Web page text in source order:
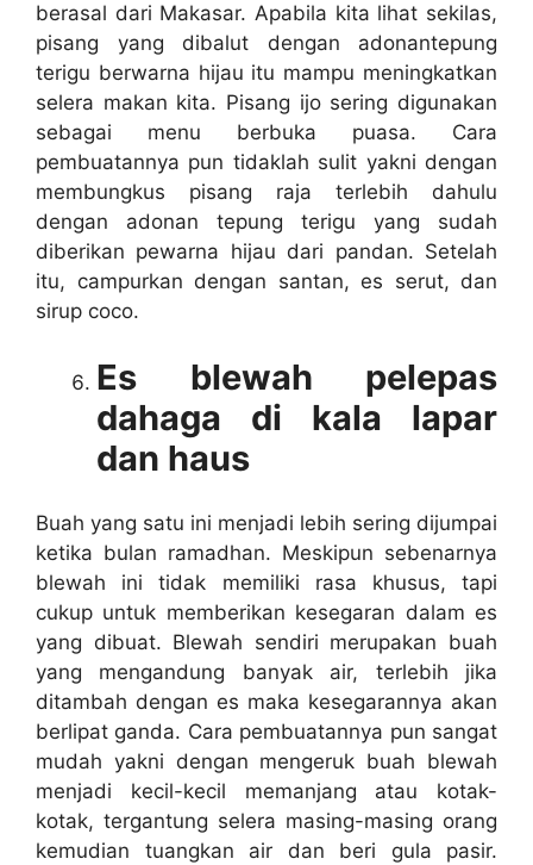
berasal dari Makasar. Apabila kita lihat sekilas,
pisang yang dibalut dengan adonantepung
terigu berwarna hijau itu mampu meningkatkan
selera makan kita. Pisang ijo sering digunakan
sebagai menu berbuka puasa. Cara
pembuatannya pun tidaklah sulit yakni dengan
membungkus pisang raja terlebih dahulu
dengan adonan tepung terigu yang sudah
diberikan pewarna hijau dari pandan. Setelah
itu, campurkan dengan santan, es serut, dan
sirup coco.
Es blewah pelepas
dahaga di kala lapar
dan haus
Buah yang satu ini menjadi lebih sering dijumpai
ketika bulan ramadhan. Meskipun sebenarnya
blewah ini tidak memiliki rasa khusus, tapi
cukup untuk memberikan kesegaran dalam es
yang dibuat. Blewah sendiri merupakan buah
yang mengandung banyak air, terlebih jika
ditambah dengan es maka kesegarannya akan
berlipat ganda. Cara pembuatannya pun sangat
mudah yakni dengan mengeruk buah blewah
menjadi kecil-kecil memanjang atau kotak-
kotak, tergantung selera masing-masing orang
kemudian tuangkan air dan beri gula pasir.